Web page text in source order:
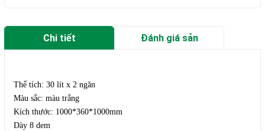
Chi tiết Đánh giá sản
Thể tích: 30 lít x 2 ngăn
Màu sắc: màu trắng
Kích thước: 1000*360*1000mm
Dày 8 dem